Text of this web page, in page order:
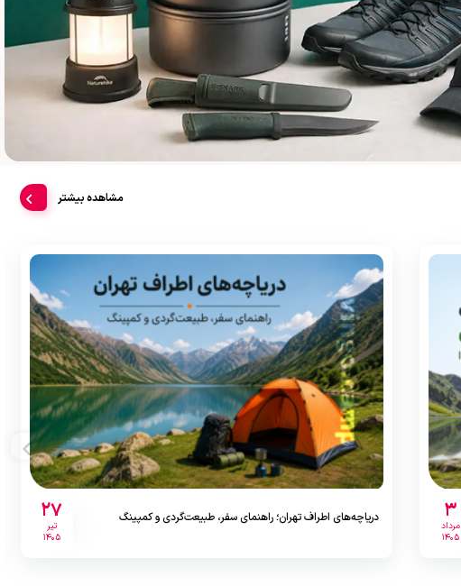
مشاهده بیشتر
3
مرداد
1405
27
تیر
1405
دریاچه‌های اطراف تهران؛ راهنمای سفر، طبیعت‌گردی و کمپینگ